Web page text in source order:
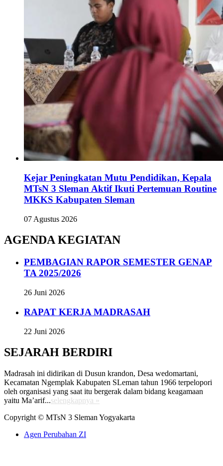
Kejar Peningkatan Mutu Pendidikan, Kepala
MTsN 3 Sleman Aktif Ikuti Pertemuan Routine
MKKS Kabupaten Sleman
07 Agustus 2026
AGENDA KEGIATAN
PEMBAGIAN RAPOR SEMESTER GENAP
TA 2025/2026
26 Juni 2026
RAPAT KERJA MADRASAH
22 Juni 2026
SEJARAH BERDIRI
Madrasah ini didirikan di Dusun krandon, Desa wedomartani,
Kecamatan Ngemplak Kabupaten SLeman tahun 1966 terpelopori
oleh organisasi yang saat itu bergerak dalam bidang keagamaan
yaitu Ma’arif...selengkapnya »
Copyright © MTsN 3 Sleman Yogyakarta
Agen Perubahan ZI